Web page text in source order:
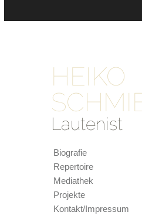
HEIKO
Lautenist
Biografie
Repertoire
Mediathek
Projekte
Kontakt/Impressum